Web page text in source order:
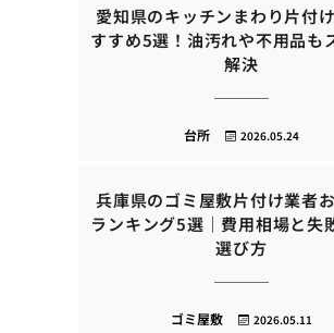
愛知県のキッチンまわり片付
すすめ5選！油汚れや不用品も
解決
2026.05.24
台所
兵庫県のゴミ屋敷片付け業者
ランキング5選｜費用相場と失
選び方
2026.05.11
ゴミ屋敷